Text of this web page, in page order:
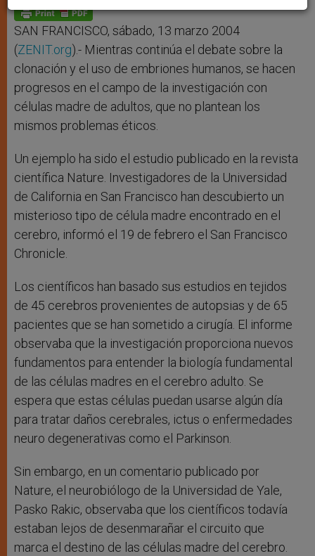
p
p
g
e
r
o
k
r
SAN FRANCISCO, sábado, 13 marzo 2004
(ZENIT.org).- Mientras continúa el debate sobre la
clonación y el uso de embriones humanos, se hacen
progresos en el campo de la investigación con
células madre de adultos, que no plantean los
mismos problemas éticos.
Un ejemplo ha sido el estudio publicado en la revista
científica Nature. Investigadores de la Universidad
de California en San Francisco han descubierto un
misterioso tipo de célula madre encontrado en el
cerebro, informó el 19 de febrero el San Francisco
Chronicle.
Los científicos han basado sus estudios en tejidos
de 45 cerebros provenientes de autopsias y de 65
pacientes que se han sometido a cirugía. El informe
observaba que la investigación proporciona nuevos
fundamentos para entender la biología fundamental
de las células madres en el cerebro adulto. Se
espera que estas células puedan usarse algún día
para tratar daños cerebrales, ictus o enfermedades
neuro degenerativas como el Parkinson.
Sin embargo, en un comentario publicado por
Nature, el neurobiólogo de la Universidad de Yale,
Pasko Rakic, observaba que los científicos todavía
estaban lejos de desenmarañar el circuito que
marca el destino de las células madre del cerebro.